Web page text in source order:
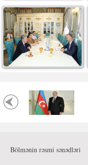
Bölmənin rəsmi sənədləri